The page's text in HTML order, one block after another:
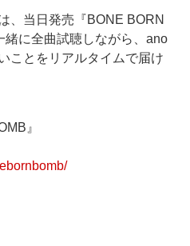
、当日発売『BONE BORN
緒に全曲試聴しながら、ano
ことをリアルタイムで届け
』